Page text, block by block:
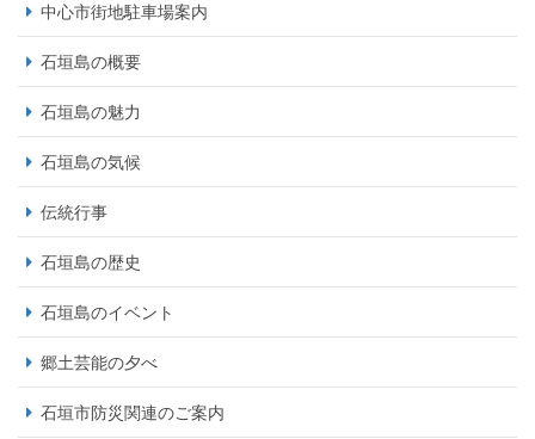
中心市街地駐車場案内
石垣島の概要
石垣島の魅力
石垣島の気候
伝統行事
石垣島の歴史
石垣島のイベント
郷土芸能の夕べ
石垣市防災関連のご案内